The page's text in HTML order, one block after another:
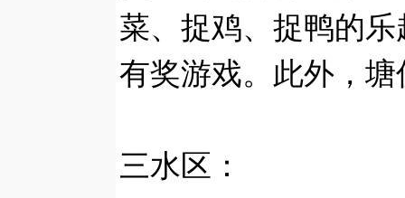
菜、捉鸡、捉鸭的
有奖游戏。此外，
三水区：